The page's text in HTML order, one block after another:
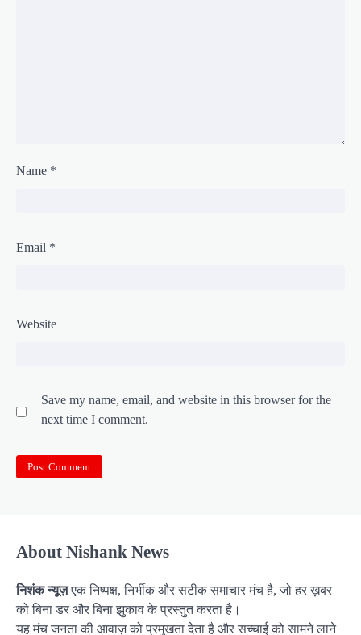
Name *
Email *
Website
Save my name, email, and website in this browser for the
next time I comment.
About Nishank News
निशंक न्यूज़एक निष्पक्ष, निर्भीक और सटीक समाचार मंच है, जो हर ख़बर
को बिना डर और बिना झुकाव के प्रस्तुत करता है।
यह मंच जनता की आवाज़ को प्रमुखता देता है और सच्चाई को सामने लाने